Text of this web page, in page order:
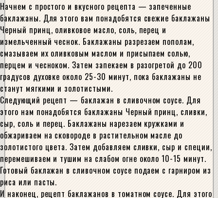
Начнем с простого и вкусного рецепта — запеченные
баклажаны. Для этого вам понадобятся свежие баклажаны
Черный принц, оливковое масло, соль, перец и
измельченный чеснок. Баклажаны разрезаем пополам,
смазываем их оливковым маслом и присыпаем солью,
перцем и чесноком. Затем запекаем в разогретой до 200
градусов духовке около 25-30 минут, пока баклажаны не
станут мягкими и золотистыми.
Следующий рецепт — баклажан в сливочном соусе. Для
этого нам понадобятся баклажаны Черный принц, сливки,
сыр, соль и перец. Баклажаны нарезаем кружками и
обжариваем на сковороде в растительном масле до
золотистого цвета. Затем добавляем сливки, сыр и специи,
перемешиваем и тушим на слабом огне около 10-15 минут.
Готовый баклажан в сливочном соусе подаем с гарниром из
риса или пасты.
И наконец, рецепт баклажанов в томатном соусе. Для этого